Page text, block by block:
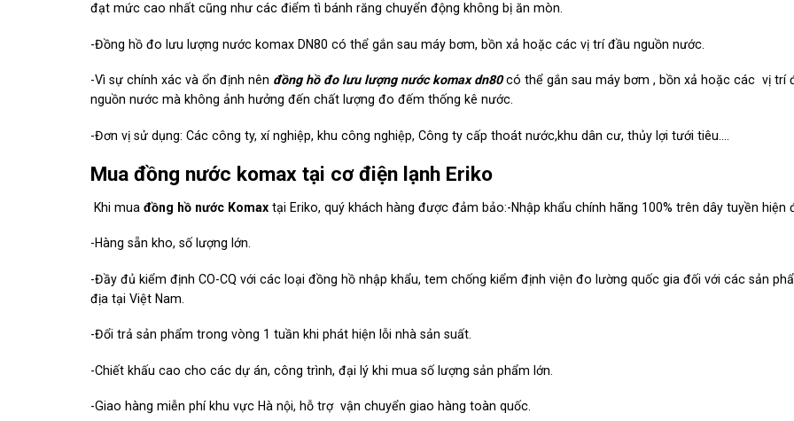
đạt mức cao nhất cũng như các điểm tì bánh răng chuyển động không bị ăn mòn.
-Đồng hồ đo lưu lượng nước komax DN80 có thể gắn sau máy bơm, bồn xả hoặc các vị trí đầu nguồn nước.
-Vì sự chính xác và ổn định nên đồng hồ đo lưu lượng nước komax dn80có thể gắn sau máy bơm , bồn xả hoặc các vị trí
nguồn nước mà không ảnh hưởng đến chất lượng đo đếm thống kê nước.
-Đơn vị sử dụng: Các công ty, xí nghiệp, khu công nghiệp, Công ty cấp thoát nước,khu dân cư, thủy lợi tưới tiêu….
Mua đồng nước komax tại cơ điện lạnh Eriko
Khi mua đồng hồ nước Komax tại Eriko, quý khách hàng được đảm bảo:-Nhập khẩu chính hãng 100% trên dây tuyền hiện
-Hàng sẵn kho, số lượng lớn.
-Đầy đủ kiểm định CO-CQ với các loại đồng hồ nhập khẩu, tem chống kiểm định viện đo lường quốc gia đối với các sản
địa tại Việt Nam.
-Đổi trả sản phẩm trong vòng 1 tuần khi phát hiện lỗi nhà sản suất.
-Chiết khấu cao cho các dự án, công trình, đại lý khi mua số lượng sản phẩm lớn.
-Giao hàng miễn phí khu vực Hà nội, hỗ trợ vận chuyển giao hàng toàn quốc.